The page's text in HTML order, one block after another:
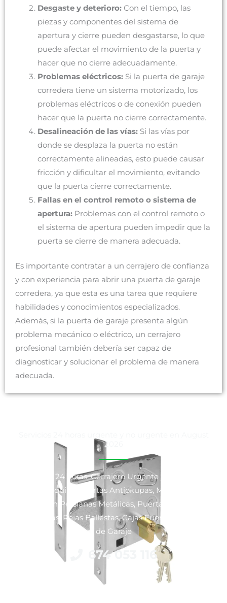
Desgaste y deterioro:Con el tiempo, las
piezas y componentes del sistema de
apertura y cierre pueden desgastarse, lo que
puede afectar el movimiento de la puerta y
hacer que no cierre adecuadamente.
Problemas eléctricos:Si la puerta de garaje
corredera tiene un sistema motorizado, los
problemas eléctricos o de conexión pueden
hacer que la puerta no cierre correctamente.
Desalineación de las vías:Si las vías por
donde se desplaza la puerta no están
correctamente alineadas, esto puede causar
fricción y dificultar el movimiento, evitando
que la puerta cierre correctamente.
Fallas en el control remoto o sistema de
apertura:Problemas con el control remoto o
el sistema de apertura pueden impedir que la
puerta se cierre de manera adecuada.
Es importante contratar a un cerrajero de confianza
y con experiencia para abrir una puerta de garaje
corredera, ya que esta es una tarea que requiere
habilidades y conocimientos especializados.
Además, si la puerta de garaje presenta algún
problema mecánico o eléctrico, un cerrajero
profesional también debería ser capaz de
diagnosticar y solucionar el problema de manera
adecuada.
2026
Cerrajeros 24 horas, Cerrajero Urgente y No Urgente,
Venta y Alquiler Puertas Antiokupas, Motorización y
Reparación Persianas Metálicas, Puertas Blindadas y
Acorazadas, Rejas Ballestas, Cajas Fuertes y Puertas
de Garaje
674 053 116